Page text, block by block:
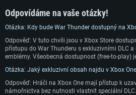
Odpovídáme na vaše otázky!
Otázka: Kdy bude War Thunder dostupný na
Odpověď: V tuto chvíli jsou v Xbox Store
přístupu do War Thunderu s exkluzivními DLC
emblémy. Všeobecná dostupnost (free-to-play)
Otázka: Jaký exkluzivní obsah najdu v Xbox
Odpověď: Hráči na Xbox One mají přístup k
námořnictva bez nutnosti vlastnit speciální